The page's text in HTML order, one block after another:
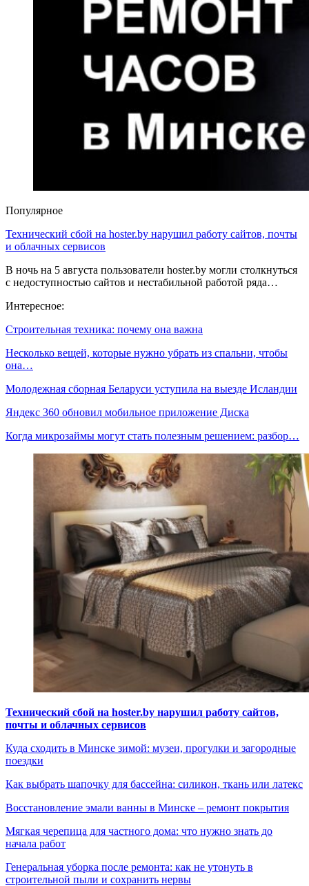
Популярное
Технический сбой на hoster.by нарушил работу сайтов, почты
и облачных сервисов
В ночь на 5 августа пользователи hoster.by могли столкнуться
с недоступностью сайтов и нестабильной работой ряда…
Интересное:
Строительная техника: почему она важна
Несколько вещей, которые нужно убрать из спальни, чтобы
она…
Молодежная сборная Беларуси уступила на выезде Исландии
Яндекс 360 обновил мобильное приложение Диска
Когда микрозаймы могут стать полезным решением: разбор…
Технический сбой на hoster.by нарушил работу сайтов,
почты и облачных сервисов
Куда сходить в Минске зимой: музеи, прогулки и загородные
поездки
Как выбрать шапочку для бассейна: силикон, ткань или латекс
Восстановление эмали ванны в Минске – ремонт покрытия
Мягкая черепица для частного дома: что нужно знать до
начала работ
Генеральная уборка после ремонта: как не утонуть в
строительной пыли и сохранить нервы